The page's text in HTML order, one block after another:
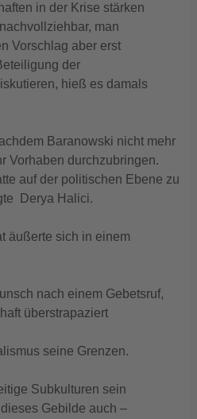
in der Krise stärken
man
Vorschlag aber erst
der
hieß es damals
Baranowski nicht mehr
Vorhaben durchzubringen.
auf der politischen Ebene zu
Derya Halici.
äußerte sich in einem
nach einem Gebetsruf,
überstrapaziert
seine Grenzen.
Subkulturen sein
Gebilde auch –